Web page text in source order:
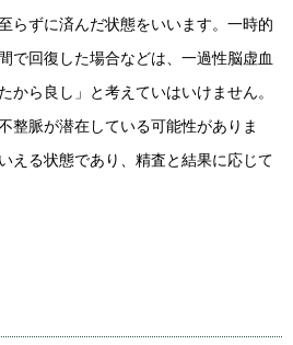
らずに済んだ状態をいいます。一時的
で回復した場合などは、一過性脳虚血
から良し」と考えていはいけません。
整脈が潜在している可能性がありま
える状態であり、精査と結果に応じて